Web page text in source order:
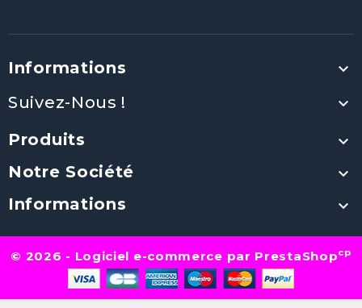
Informations

Suivez-Nous !

Produits

Notre Société

Informations

© 2026 - Logiciel e-commerce par PrestaShopcp